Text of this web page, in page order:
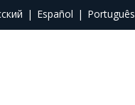
| Español | Português